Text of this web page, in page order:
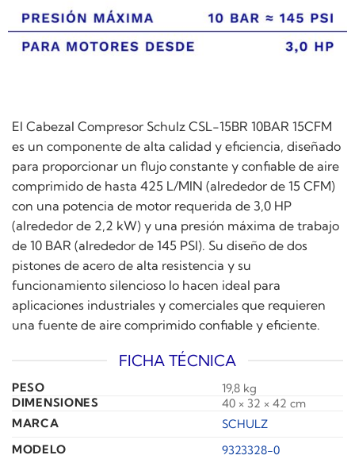
El Cabezal Compresor Schulz CSL-15BR 10BAR 15CFM
es un componente de alta calidad y eficiencia, diseñado
para proporcionar un flujo constante y confiable de aire
comprimido de hasta 425 L/MIN (alrededor de 15 CFM)
con una potencia de motor requerida de 3,0 HP
(alrededor de 2,2 kW) y una presión máxima de trabajo
de 10 BAR (alrededor de 145 PSI). Su diseño de dos
pistones de acero de alta resistencia y su
funcionamiento silencioso lo hacen ideal para
aplicaciones industriales y comerciales que requieren
una fuente de aire comprimido confiable y eficiente.
FICHA TÉCNICA
PESO
19,8 kg
DIMENSIONES
40 × 32 × 42 cm
MARCA
SCHULZ
MODELO
9323328-0